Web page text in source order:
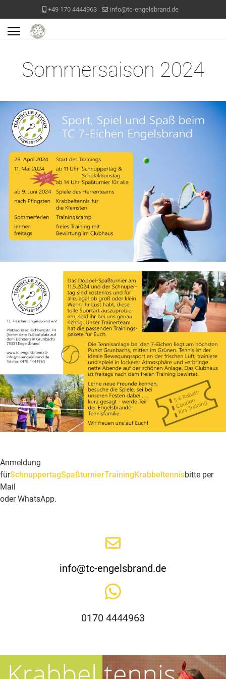
+49 170 4444963 info@tc-engelsbrand.de
Sommersaison 2024
Anmeldung
fürSchnuppertagSpaßturnierTraining Krabbeltennisbitte per
Mail
oder WhatsApp.
info@tc-engelsbrand.de
0170 4444963